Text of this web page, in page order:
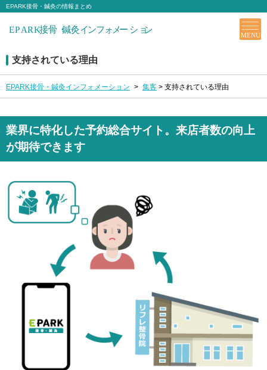
EPARK接骨・鍼灸の情報まとめ
支持されている理由
EPARK接骨・鍼灸インフォメーション > 集客 > 支持されている理由
業界に特化した予約総合サイト。来店者数の向上
が期待できます